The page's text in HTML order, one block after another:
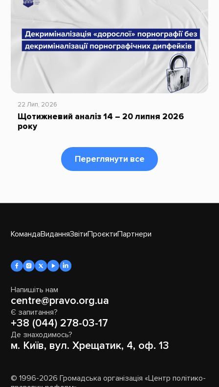
22 Лип, 2026
Щотижневий аналіз 14 – 20 липня 2026
року
Переглянути все
КомандаВиданняЗвітиПроєктиПартнери
Напишіть нам
centre@pravo.org.ua
Є запитання?
+38 (044) 278-03-17
Де знаходимось?
м. Київ, вул. Хрещатик, 4, оф. 13
© 1996-2026 Громадська організація «Центр політико-